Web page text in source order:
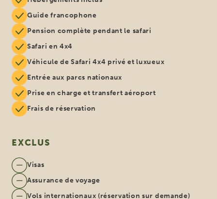
Guide francophone
Pension complète pendant le safari
Safari en 4x4
Véhicule de Safari 4x4 privé et luxueux
Entrée aux parcs nationaux
Prise en charge et transfert aéroport
Frais de réservation
EXCLUS
Visas
Assurance de voyage
Vols internationaux (réservation sur demande)